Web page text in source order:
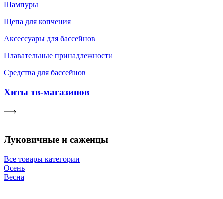
Шампуры
Щепа для копчения
Аксессуары для бассейнов
Плавательные принадлежности
Средства для бассейнов
Хиты тв-магазинов
Луковичные и саженцы
Все товары категории
Осень
Весна